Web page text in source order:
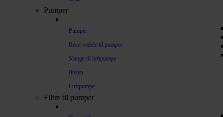
Pumper
Pumper
Reservedele til pumper
Slange til luftpumpe
Iltsten
Luftpumpe
Filtre til pumper